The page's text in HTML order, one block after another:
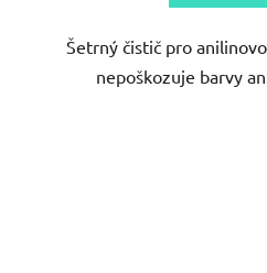
Šetrný čistič pro
nepoškozuje barvy